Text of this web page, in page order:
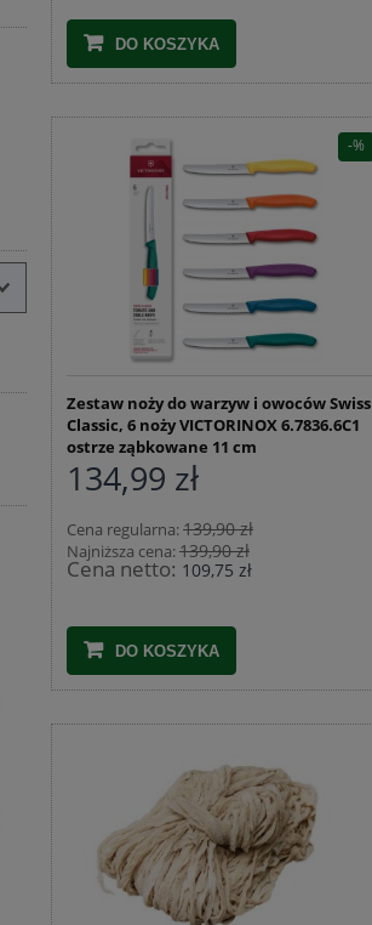
DO KOSZYKA
Zestaw noży do warzyw i owoców Swiss
Classic, 6 noży VICTORINOX 6.7836.6C1
ostrze ząbkowane 11 cm
134,99 zł
Cena regularna:139,90 zł
Najniższa cena:139,90 zł
Cena netto: 109,75 zł
DO KOSZYKA